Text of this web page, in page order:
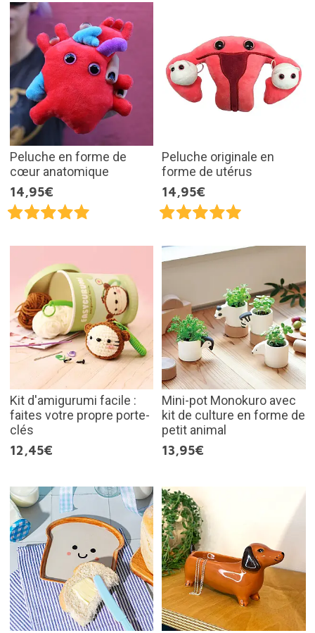
Peluche en forme de
cœur anatomique
14,95€
Peluche originale en
forme de utérus
14,95€
Kit d'amigurumi facile :
faites votre propre porte-
clés
12,45€
Mini-pot Monokuro avec
kit de culture en forme de
petit animal
13,95€